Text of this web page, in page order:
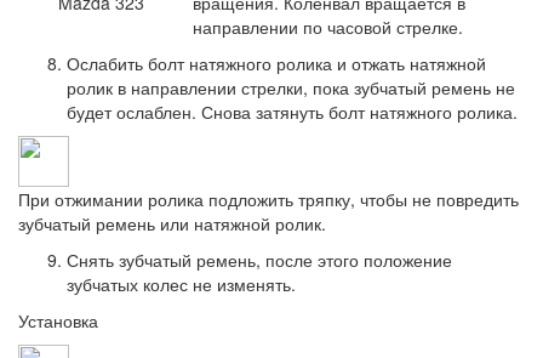
направлении по часовой стрелке.
Ослабить болт натяжного ролика и отжать натяжной
ролик в направлении стрелки, пока зубчатый ремень не
будет ослаблен. Снова затянуть болт натяжного ролика.
При отжимании ролика подложить тряпку, чтобы не повредить
зубчатый ремень или натяжной ролик.
Снять зубчатый ремень, после этого положение
зубчатых колес не изменять.
Установка